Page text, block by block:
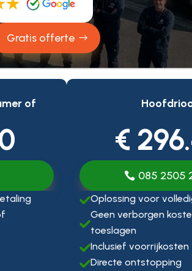
Gratis offerte
of
€
085 2505
Oplossing voor

Geen verborgen
toeslagen
Inclusief voorrijkosten
Directe ontstopping